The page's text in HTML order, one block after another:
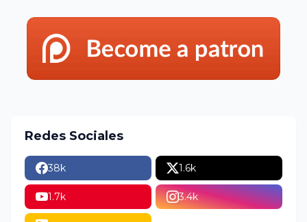
Redes Sociales
38k 1.6k
1.7k 3.4k